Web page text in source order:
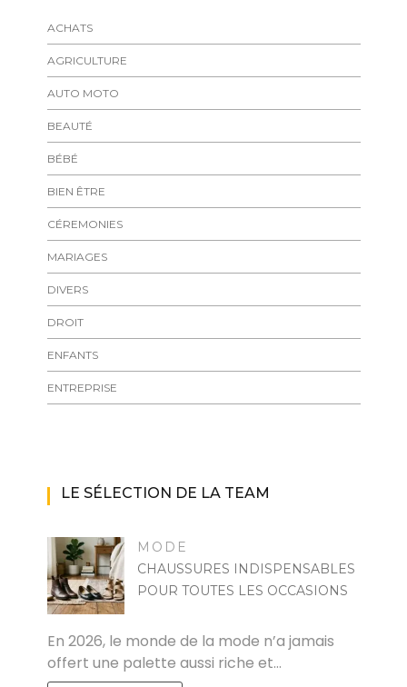
ACHATS
AGRICULTURE
AUTO MOTO
BEAUTÉ
BÉBÉ
BIEN ÊTRE
CÉREMONIES
MARIAGES
DIVERS
DROIT
ENFANTS
ENTREPRISE
LE SÉLECTION DE LA TEAM
MODE
CHAUSSURES INDISPENSABLES
POUR TOUTES LES OCCASIONS
En 2026, le monde de la mode n’a jamais
offert une palette aussi riche et…